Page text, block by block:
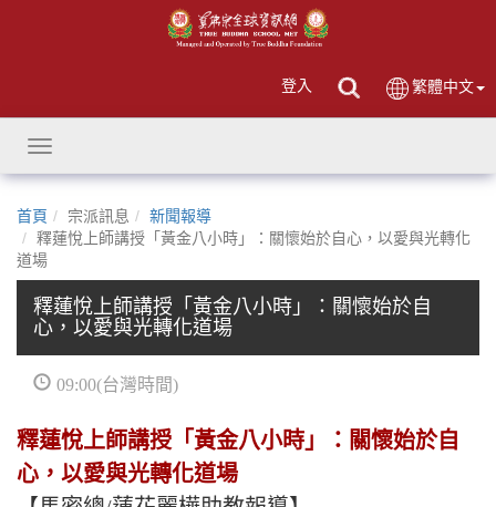
登入 繁體中文
Toggle
navigation
首頁 宗派訊息
新聞報導
釋蓮悅上師講授「黃金八小時」：關懷始於自心，以愛與光轉化
道場
釋蓮悅上師講授「黃金八小時」：關懷始於自
心，以愛與光轉化道場
09:00(台灣時間)
釋蓮悅上師講授「黃金八小時」：關懷始於自
心，以愛與光轉化道場